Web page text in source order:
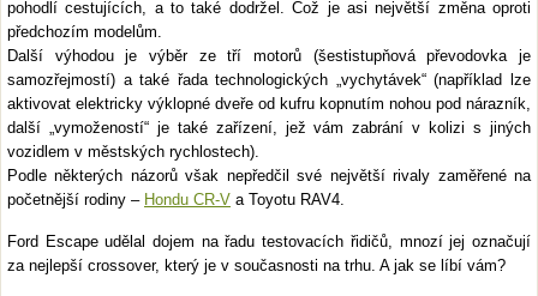
pohodlí cestujících, a to také dodržel. Což je asi největší změna oproti
předchozím modelům.
Další výhodou je výběr ze tří motorů (šestistupňová převodovka je
samozřejmostí) a také řada technologických „vychytávek“ (například lze
aktivovat elektricky výklopné dveře od kufru kopnutím nohou pod nárazník,
další „vymožeností“ je také zařízení, jež vám zabrání v kolizi s jiných
vozidlem v městských rychlostech).
Podle některých názorů však nepředčil své největší rivaly zaměřené na
početnější rodiny – Hondu CR-V a Toyotu RAV4.
Ford Escape udělal dojem na řadu testovacích řidičů, mnozí jej označují
za nejlepší crossover, který je v současnosti na trhu. A jak se líbí vám?